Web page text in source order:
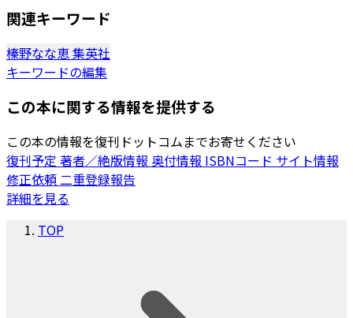
関連キーワード
榛野なな恵集英社
キーワードの編集
この本に関する情報を提供する
この本の情報を復刊ドットコムまでお寄せください
復刊予定 著者／絶版情報 奥付情報 ISBNコード サイト情報
修正依頼二重登録報告
詳細を見る
TOP